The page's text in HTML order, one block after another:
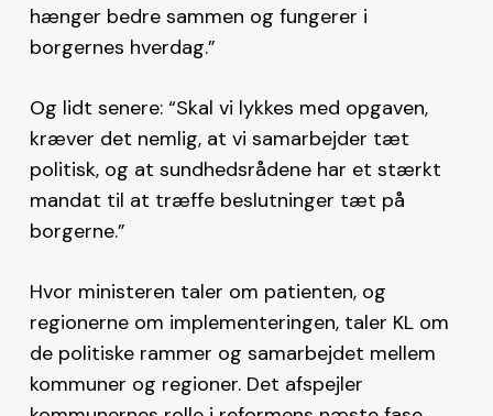
hænger bedre sammen og fungerer i
borgernes hverdag.”
Og lidt senere: “Skal vi lykkes med opgaven,
kræver det nemlig, at vi samarbejder tæt
politisk, og at sundhedsrådene har et stærkt
mandat til at træffe beslutninger tæt på
borgerne.”
Hvor ministeren taler om patienten, og
regionerne om implementeringen, taler KL om
de politiske rammer og samarbejdet mellem
kommuner og regioner. Det afspejler